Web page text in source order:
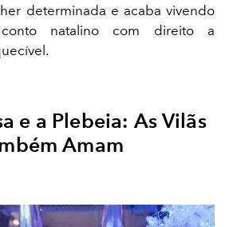
determinada e acaba vivendo
natalino com direito a
e a Plebeia: As Vilãs
Amam